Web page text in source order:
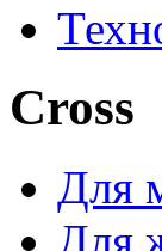
Cross
Для